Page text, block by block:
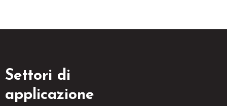
Settori di
applicazione